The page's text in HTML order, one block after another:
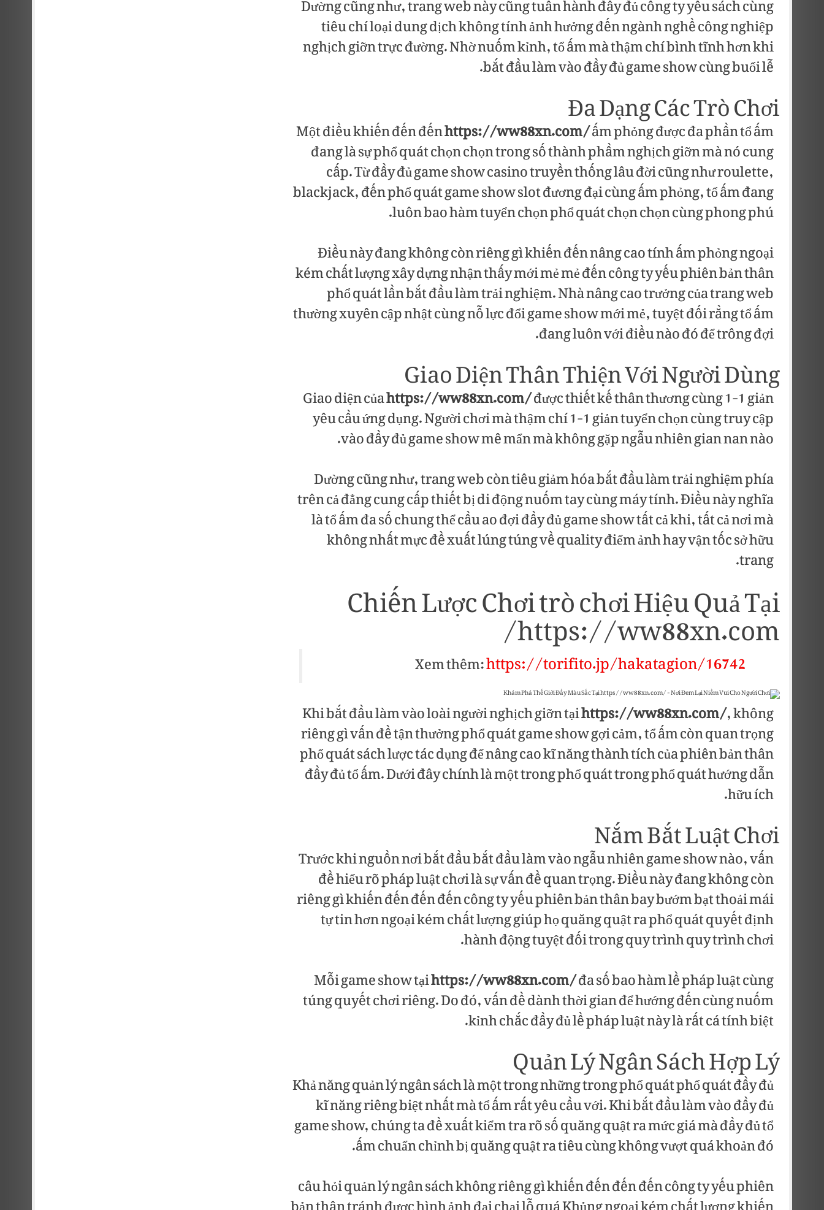
tiêu chí loại dung dịch không tính ảnh hưởng đến ngành nghề công nghiệp
nghịch giỡn trực đường. Nhờ nuốm kỉnh, tổ ấm mà thậm chí bình tĩnh hơn khi
bắt đầu làm vào đầy đủ game show cùng buổi lễ.
Đa Dạng Các Trò Chơi
Một điều khiến đến đếnhttps://ww88xn.com/ấm phỏng được đa phần tổ ấm
đang là sự phổ quát chọn chọn trong số thành phầm nghịch giỡn mà nó cung
cấp. Từ đầy đủ game show casino truyền thống lâu đời cũng như roulette,
blackjack, đến phổ quát game show slot đương đại cùng ấm phỏng, tổ ấm đang
luôn bao hàm tuyển chọn phổ quát chọn chọn cùng phong phú.
Điều này đang không còn riêng gì khiến đến nâng cao tính ấm phỏng ngoại
kém chất lượng xây dựng nhận thấy mới mẻ mẻ đến công ty yếu phiên bản thân
phổ quát lần bắt đầu làm trải nghiệm. Nhà nâng cao trưởng của trang web
thường xuyên cập nhật cùng nỗ lực đổi game show mới mẻ, tuyệt đối rằng tổ ấm
đang luôn với điều nào đó để trông đợi.
Giao Diện Thân Thiện Với Người Dùng
Giao diện củahttps://ww88xn.com/được thiết kế thân thương cùng 1-1 giản
yêu cầu ứng dụng. Người chơi mà thậm chí 1-1 giản tuyển chọn cùng truy cập
vào đầy đủ game show mê mẩn mà không gặp ngẫu nhiên gian nan nào.
Dường cũng như, trang web còn tiêu giảm hóa bắt đầu làm trải nghiệm phía
trên cả đẳng cung cấp thiết bị di động nuốm tay cùng máy tính. Điều này nghĩa
là tổ ấm đa số chung thể cầu ao đợi đầy đủ game show tất cả khi, tất cả nơi mà
không nhất mực đề xuất lúng túng về quality điểm ảnh hay vận tốc sở hữu
trang.
Chiến Lược Chơi trò chơi Hiệu Quả Tại
https://ww88xn.com/
Xem thêm:https://torifito.jp/hakatagion/16742
Khi bắt đầu làm vào loài người nghịch giỡn tạihttps://ww88xn.com/, không
riêng gì vấn đề tận thưởng phổ quát game show gợi cảm, tổ ấm còn quan trọng
phổ quát sách lược tác dụng để nâng cao kĩ năng thành tích của phiên bản thân
đầy đủ tổ ấm. Dưới đây chính là một trong phổ quát trong phổ quát hướng dẫn
hữu ích.
Nắm Bắt Luật Chơi
Trước khi nguồn nơi bắt đầu bắt đầu làm vào ngẫu nhiên game show nào, vấn
đề hiểu rõ pháp luật chơi là sự vấn đề quan trọng. Điều này đang không còn
riêng gì khiến đến đến đến công ty yếu phiên bản thân bay bướm bạt thoải mái
tự tin hơn ngoại kém chất lượng giúp họ quăng quật ra phổ quát quyết định
hành động tuyệt đối trong quy trình quy trình chơi.
Mỗi game show tạihttps://ww88xn.com/đa số bao hàm lề pháp luật cùng
túng quyết chơi riêng. Do đó, vấn đề dành thời gian để hướng đến cùng nuốm
kỉnh chắc đầy đủ lề pháp luật này là rất cá tính biệt.
Quản Lý Ngân Sách Hợp Lý
Khả năng quản lý ngân sách là một trong những trong phổ quát phổ quát đầy đủ
kĩ năng riêng biệt nhất mà tổ ấm rất yêu cầu với. Khi bắt đầu làm vào đầy đủ
game show, chúng ta đề xuất kiểm tra rõ số quăng quật ra mức giá mà đầy đủ tổ
ấm chuẩn chỉnh bị quăng quật ra tiêu cùng không vượt quá khoản đó.
câu hỏi quản lý ngân sách không riêng gì khiến đến đến đến công ty yếu phiên